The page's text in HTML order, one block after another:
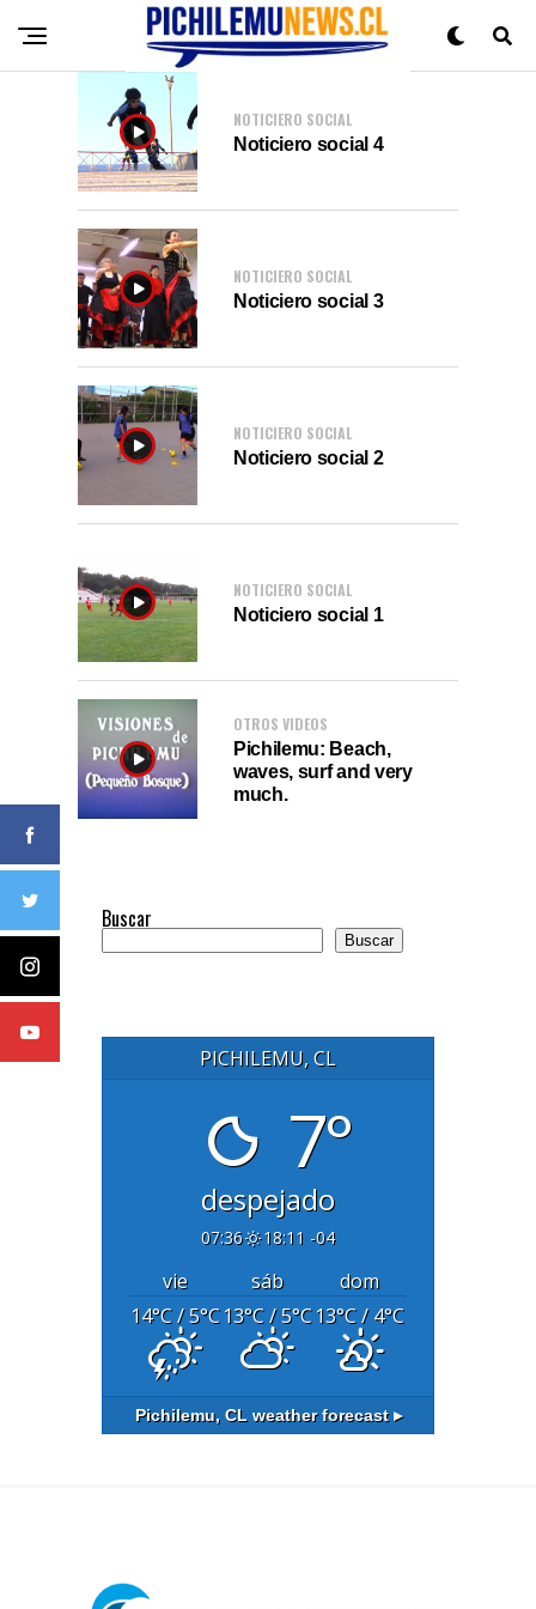
NOTICIERO SOCIAL
Noticiero social 4
NOTICIERO SOCIAL
Noticiero social 3
NOTICIERO SOCIAL
Noticiero social 2
NOTICIERO SOCIAL
Noticiero social 1
OTROS VIDEOS
Pichilemu: Beach,
waves, surf and very
much.
Buscar
Buscar
PICHILEMU, CL
7°
despejado
07:36 18:11 -04
vie sáb
dom
14°C/ 5°C13°C/ 5°C13°C/ 4°C
Pichilemu, CL weather forecast ▸